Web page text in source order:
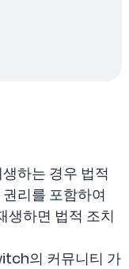
하는 경우 법적
리를 포함하여
생하면 법적 조치
의 커뮤니티 가